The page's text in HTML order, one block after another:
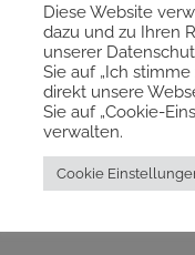
Diese Website
dazu und zu Ihren
unserer
Sie auf „Ich
direkt unsere
Sie auf „Cookie-
verwalten.
Cookie